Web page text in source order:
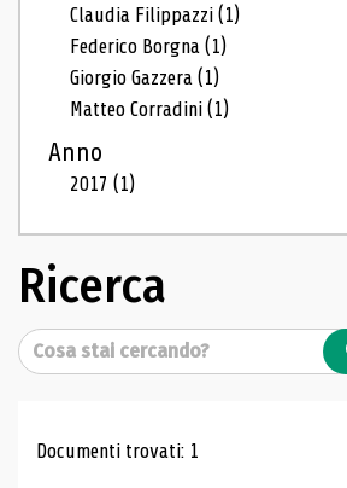
Claudia Filippazzi(1)
Federico Borgna(1)
Giorgio Gazzera(1)
Matteo Corradini(1)
Anno
2017(1)
Ricerca
Cerca
Risultati di ricerca
Documenti trovati: 1